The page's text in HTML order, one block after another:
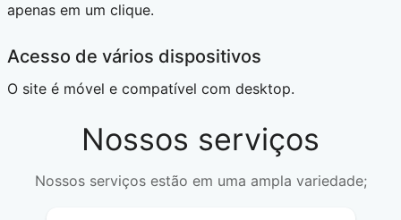
apenas em um clique.
Acesso de vários dispositivos
O site é móvel e compatível com desktop.
Nossos serviços
Nossos serviços estão em uma ampla variedade;